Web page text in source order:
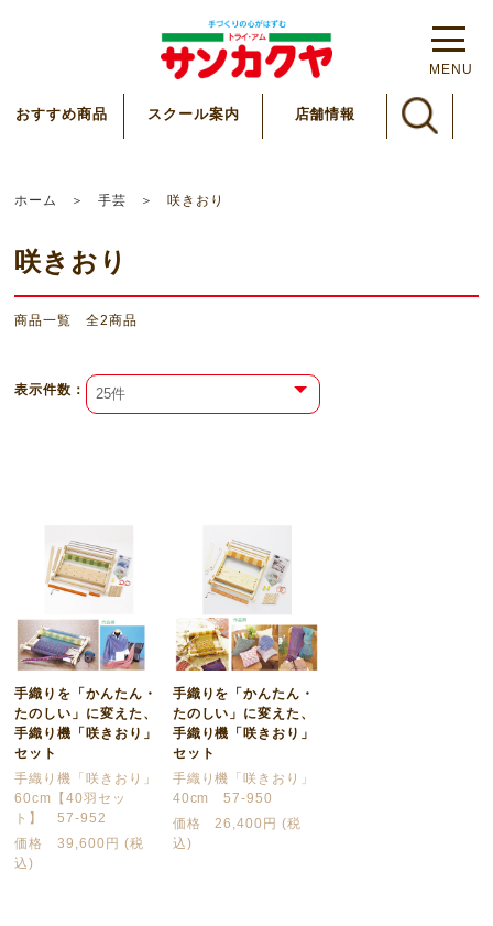
MENU
おすすめ商品 スクール案内 店舗情報
ホーム 手芸 咲きおり
咲きおり
商品一覧 全2商品
表⽰件数：
手織りを「かんたん・
たのしい」に変えた、
手織り機「咲きおり」
セット
手織り機「咲きおり」
60cm【40羽セッ
ト】 57-952
価格 39,600円 (税
込)
手織りを「かんたん・
たのしい」に変えた、
手織り機「咲きおり」
セット
手織り機「咲きおり」
40cm 57-950
価格 26,400円 (税
込)